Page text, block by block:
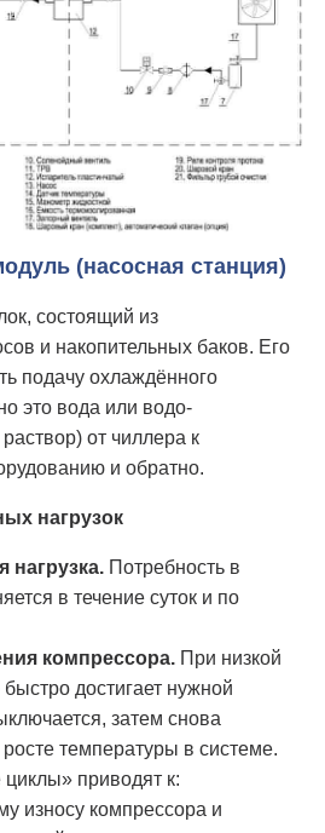
(насосная станция)
состоящий из
и накопительных баков. Его
подачу охлаждённого
это вода или водо-
от чиллера к
и обратно.
нагрузок
нагрузка. Потребность в
в течение суток и по
компрессора. При низкой
быстро достигает нужной
затем снова
росте температуры в системе.
циклы» приводят к:
износу компрессора и